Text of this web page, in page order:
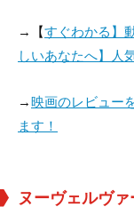
→【すぐわかる】
しいあなたへ】人
→映画のレビュー
ます！
ヌーヴェルヴァ